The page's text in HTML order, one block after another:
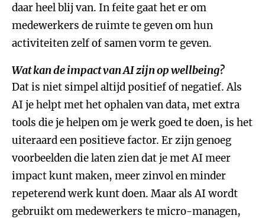
daar heel blij van. In feite gaat het er om
medewerkers de ruimte te geven om hun
activiteiten zelf of samen vorm te geven.
Wat kan de impact van AI zijn op wellbeing?
Dat is niet simpel altijd positief of negatief. Als
AI je helpt met het ophalen van data, met extra
tools die je helpen om je werk goed te doen, is het
uiteraard een positieve factor. Er zijn genoeg
voorbeelden die laten zien dat je met AI meer
impact kunt maken, meer zinvol en minder
repeterend werk kunt doen. Maar als AI wordt
gebruikt om medewerkers te micro-managen,